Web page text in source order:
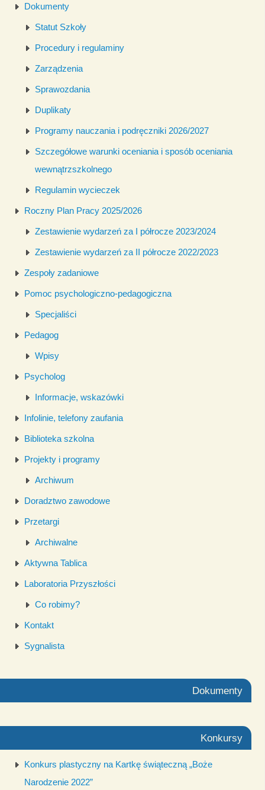
Dokumenty
Statut Szkoły
Procedury i regulaminy
Zarządzenia
Sprawozdania
Duplikaty
Programy nauczania i podręczniki 2026/2027
Szczegółowe warunki oceniania i sposób oceniania
wewnątrzszkolnego
Regulamin wycieczek
Roczny Plan Pracy 2025/2026
Zestawienie wydarzeń za I półrocze 2023/2024
Zestawienie wydarzeń za II półrocze 2022/2023
Zespoły zadaniowe
Pomoc psychologiczno-pedagogiczna
Specjaliści
Pedagog
Wpisy
Psycholog
Informacje, wskazówki
Infolinie, telefony zaufania
Biblioteka szkolna
Projekty i programy
Archiwum
Doradztwo zawodowe
Przetargi
Archiwalne
Aktywna Tablica
Laboratoria Przyszłości
Co robimy?
Kontakt
Sygnalista
Dokumenty
Konkursy
Konkurs plastyczny na Kartkę świąteczną „Boże
Narodzenie 2022”